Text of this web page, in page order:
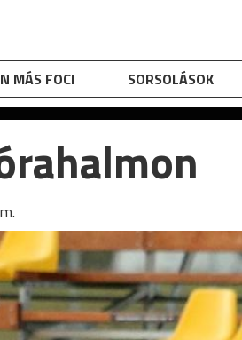
MÁS FOCI SORSOLÁSOK